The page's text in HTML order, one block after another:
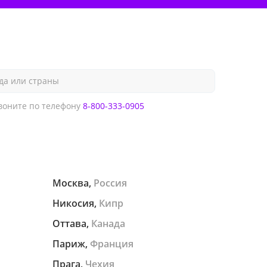
или страны
Москва, Россия
Никосия, Кипр
Оттава, Канада
Париж, Франция
Прага, Чехия
по телефону 8-800-333-0905